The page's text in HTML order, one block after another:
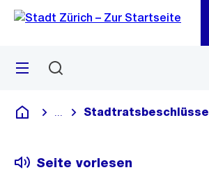
Navigation
Sprunglink
Menü
Deutsch
Blende alle Breadcrumbs ein
Stadtratsbeschlüsse
Seite vorlesen